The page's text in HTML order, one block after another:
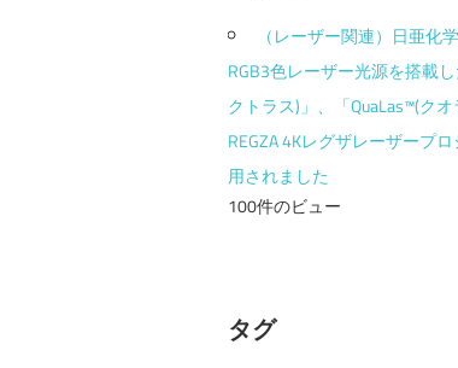
（レーザー関連）日亜化
RGB3色レーザー光源を搭載
クトラス)」、「QuaLas™(クオ
REGZA 4Kレグザレーザープ
用されました
100件のビュー
タグ